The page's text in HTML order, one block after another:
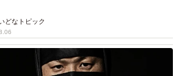
の出迎えを喜ぶお母さん（ちひろさん提供）
どなトピック